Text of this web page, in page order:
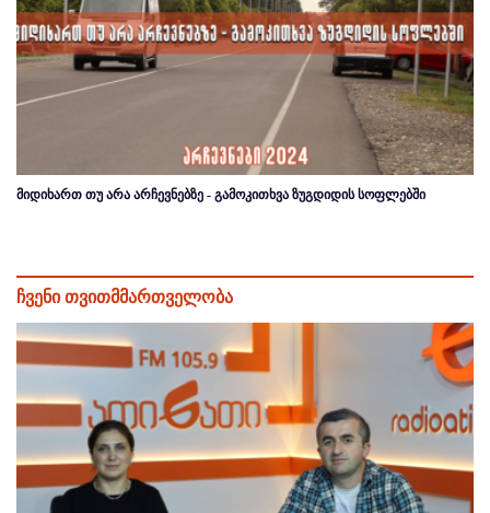
მიდიხართ თუ არა არჩევნებზე - გამოკითხვა ზუგდიდის სოფლებში
ჩვენი თვითმმართველობა